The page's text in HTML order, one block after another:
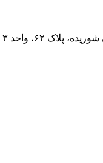
۶۲، واحد ۳